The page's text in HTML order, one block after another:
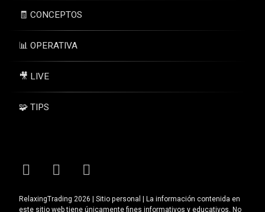
🧾 CONCEPTOS
📊 OPERATIVA
🎥 LIVE
🧩 TIPS
Facebook
Instagram
YouTube
RelaxingTrading 2026 | Sitio personal | La información contenida en
este sitio web tiene únicamente fines informativos y educativos. No